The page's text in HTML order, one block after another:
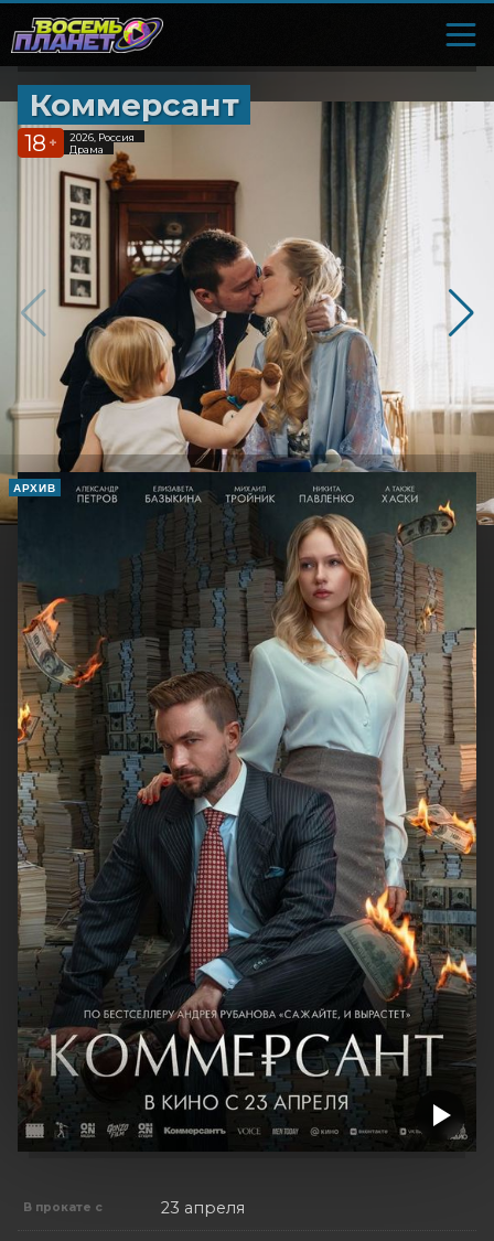
Коммерсант
18 +
2026, Россия
Драма
АРХИВ
В прокате с 23 апреля